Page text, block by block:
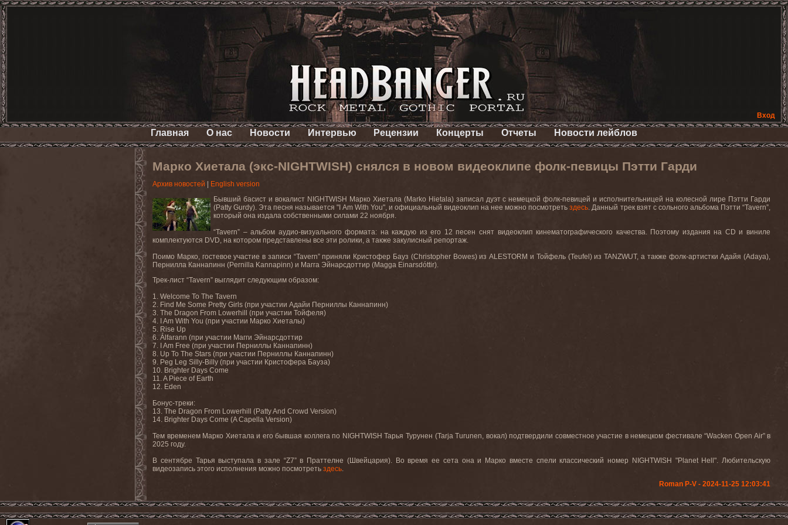
Вход
Главная О нас Новости Интервью Рецензии Концерты Отчеты Новости лейблов
Марко Хиетала (экс-NIGHTWISH) снялся в новом видеоклипе фолк-певицы Пэтти Гарди
Архив новостей
English version
Бывший басист и вокалист NIGHTWISH Марко Хиетала (Marko Hietala) записал дуэт с немецкой фолк-певицей и исполнительницей на колесной лире Пэтти Гарди
(Patty Gurdy). Эта песня называется " Am With You", и официальный видеоклип на нее можно посмотретьздесь. Данный трек взят с сольного альбома Пэтти “Tavern”,
который она издала собственными силами 22 ноября.
“Tavern” – альбом аудио-визуального формата: на каждую из его 12 песен снят видеоклип кинематографического качества. Поэтому издания на CD и виниле
комплектуются DVD, на котором представлены все эти ролики, а также закулисный репортаж.
Поимо Марко, гостевое участие в записи “Tavern” приняли Кристофер Бауз (Christopher Bowes) изALESTORM и Тойфель (Teufel ) изTANZWUT, а также фолк-артистки Адайя (Adaya),
Пернилла Каннапинн (Pernilla Kannapinn) и Магга Эйнарсдоттир (Magga Einarsdóttir).
Трек-лист “Tavern” выглядит следующим образом:
1. Welcome To The Tavern
2. Find Me Some Pretty Girls (при участии Адайи Перниллы Каннапинн)
3. The Dragon From Lowerhill (при участии Тойфеля)
4. I Am With You (при участии Марко Хиеталы)
5. Rise Up
6. Álfarann (при участии Магги Эйнарсдоттир
7. I Am Free (при участии Перниллы Каннапинн)
8. Up To The Stars (при участии Перниллы Каннапинн)
9. Peg Leg Silly-Billy (при участии Кристофера Бауза)
10. Brighter Days Come
11. A Piece of Earth
12. Eden
Бонус-треки:
13. The Dragon From Lowerhill (Patty And Crowd Version)
14. Brighter Days Come (A Capella Version)
Тем временем Марко Хиетала и его бывшая коллега по NIGHTWISHТарья Турунен (Tarja Turunen, вокал) подтвердили совместное участие в немецком фестивале “Wacken Open Air”в
2025 году.
В сентябре Тарья выступала в зале “Z7” в Праттелне (Швейцария). Во время ее сета она и Марко вместе спели классический номер NIGHTWISH "Planet Hell". Любительскую
видеозапись этого исполнения можно посмотреть здесь.
Roman P-V - 2024-11-25 12:03:41